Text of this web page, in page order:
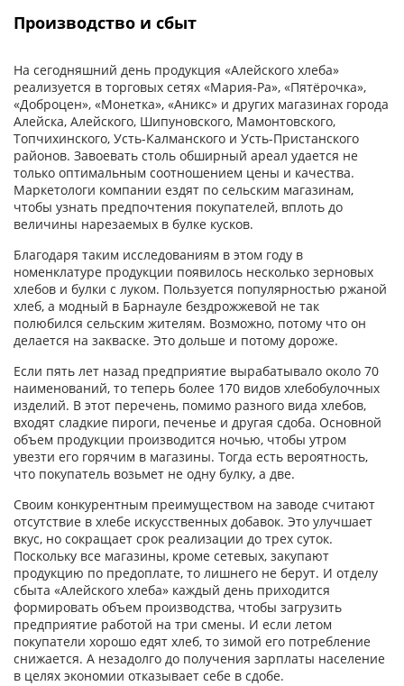
Производство и сбыт
На сегодняшний день продукция «Алейского хлеба»
реализуется в торговых сетях «Мария-Ра», «Пятёрочка»,
«Доброцен», «Монетка», «Аникс» и других магазинах города
Алейска, Алейского, Шипуновского, Мамонтовского,
Топчихинского, Усть-Калманского и Усть-Пристанского
районов. Завоевать столь обширный ареал удается не
только оптимальным соотношением цены и качества.
Маркетологи компании ездят по сельским магазинам,
чтобы узнать предпочтения покупателей, вплоть до
величины нарезаемых в булке кусков.
Благодаря таким исследованиям в этом году в
номенклатуре продукции появилось несколько зерновых
хлебов и булки с луком. Пользуется популярностью ржаной
хлеб, а модный в Барнауле бездрожжевой не так
полюбился сельским жителям. Возможно, потому что он
делается на закваске. Это дольше и потому дороже.
Если пять лет назад предприятие вырабатывало около 70
наименований, то теперь более 170 видов хлебобулочных
изделий. В этот перечень, помимо разного вида хлебов,
входят сладкие пироги, печенье и другая сдоба. Основной
объем продукции производится ночью, чтобы утром
увезти его горячим в магазины. Тогда есть вероятность,
что покупатель возьмет не одну булку, а две.
Своим конкурентным преимуществом на заводе считают
отсутствие в хлебе искусственных добавок. Это улучшает
вкус, но сокращает срок реализации до трех суток.
Поскольку все магазины, кроме сетевых, закупают
продукцию по предоплате, то лишнего не берут. И отделу
сбыта «Алейского хлеба» каждый день приходится
формировать объем производства, чтобы загрузить
предприятие работой на три смены. И если летом
покупатели хорошо едят хлеб, то зимой его потребление
снижается. А незадолго до получения зарплаты население
в целях экономии отказывает себе в сдобе.